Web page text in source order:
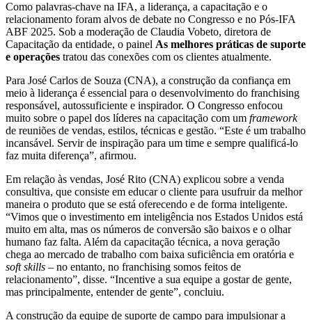
Como palavras-chave na IFA, a liderança, a capacitação e o
relacionamento foram alvos de debate no Congresso e no Pós-IFA
ABF 2025. Sob a moderação de Claudia Vobeto, diretora de
Capacitação da entidade, o painel As melhores práticas de suporte
e operações tratou das conexões com os clientes atualmente.
Para José Carlos de Souza (CNA), a construção da confiança em
meio à liderança é essencial para o desenvolvimento do franchising
responsável, autossuficiente e inspirador. O Congresso enfocou
muito sobre o papel dos líderes na capacitação com um framework
de reuniões de vendas, estilos, técnicas e gestão. “Este é um trabalho
incansável. Servir de inspiração para um time e sempre qualificá-lo
faz muita diferença”, afirmou.
Em relação às vendas, José Rito (CNA) explicou sobre a venda
consultiva, que consiste em educar o cliente para usufruir da melhor
maneira o produto que se está oferecendo e de forma inteligente.
“Vimos que o investimento em inteligência nos Estados Unidos está
muito em alta, mas os números de conversão são baixos e o olhar
humano faz falta. Além da capacitação técnica, a nova geração
chega ao mercado de trabalho com baixa suficiência em oratória e
soft skills – no entanto, no franchising somos feitos de
relacionamento”, disse. “Incentive a sua equipe a gostar de gente,
mas principalmente, entender de gente”, concluiu.
A construção da equipe de suporte de campo para impulsionar a